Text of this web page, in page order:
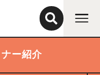
ー紹介